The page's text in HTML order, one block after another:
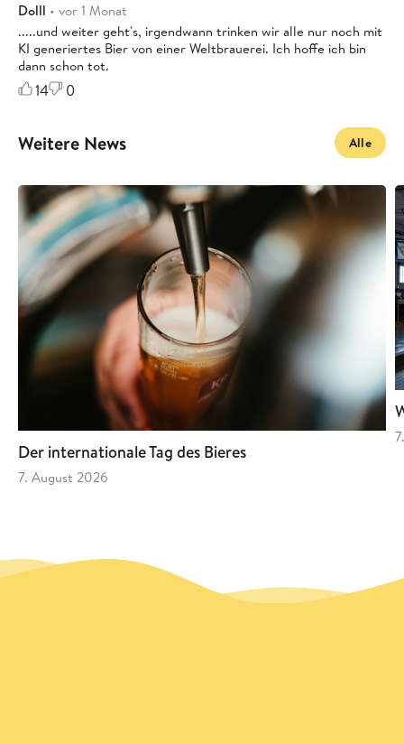
Dolll • vor 1 Monat
.....und weiter geht's, irgendwann trinken wir alle nur noch mit
KI generiertes Bier von einer Weltbrauerei. Ich hoffe ich bin
dann schon tot.
14 0
Weitere News Alle
Der internationale Tag des Bieres
7. August 2026